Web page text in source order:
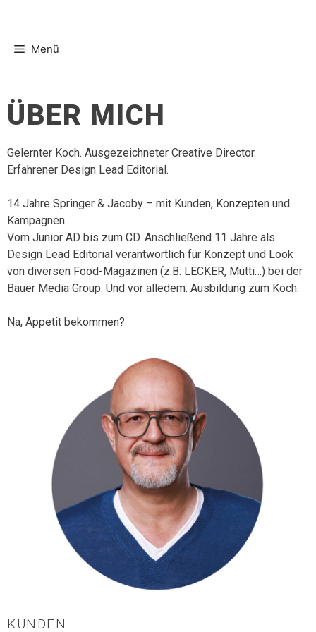
Menü
ÜBER MICH
Gelernter Koch. Ausgezeichneter Creative Director.
Erfahrener Design Lead Editorial.
14 Jahre Springer & Jacoby – mit Kunden, Konzepten und
Kampagnen.
Vom Junior AD bis zum CD. Anschließend 11 Jahre als
Design Lead Editorial verantwortlich für Konzept und Look
von diversen Food-Magazinen (z.B. LECKER, Mutti…) bei der
Bauer Media Group. Und vor alledem: Ausbildung zum Koch.
Na, Appetit bekommen?
KUNDEN